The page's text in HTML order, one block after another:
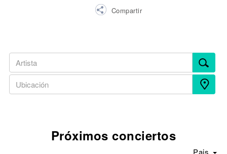
Compartir
Próximos conciertos
Pais